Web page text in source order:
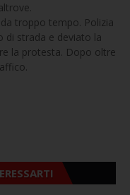
troppo tempo. Polizia
di strada e deviato la
la protesta. Dopo oltre